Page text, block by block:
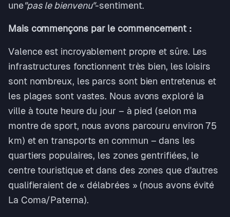
une"pas le bienvenu"-sentiment.
Mais commençons par le commencement :
Valence est incroyablement propre et sûre. Les
infrastructures fonctionnent très bien, les loisirs
sont nombreux, les parcs sont bien entretenus et
les plages sont vastes. Nous avons exploré la
ville à toute heure du jour – à pied (selon ma
montre de sport, nous avons parcouru environ 75
km) et en transports en commun – dans les
quartiers populaires, les zones gentrifiées, le
centre touristique et dans des zones que d'autres
qualifieraient de « délabrées » (nous avons évité
La Coma/Paterna).